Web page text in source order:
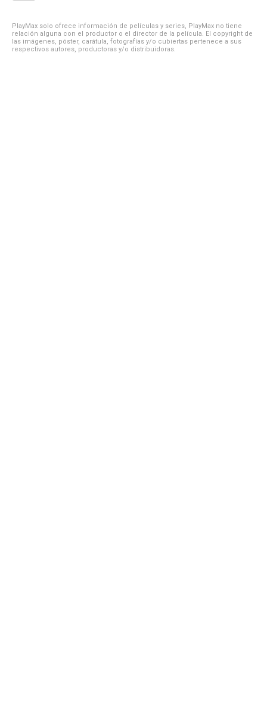
PlayMax solo ofrece información de películas y series, PlayMax no tiene
relación alguna con el productor o el director de la película. El copyright de
las imágenes, póster, carátula, fotografías y/o cubiertas pertenece a sus
respectivos autores, productoras y/o distribuidoras.